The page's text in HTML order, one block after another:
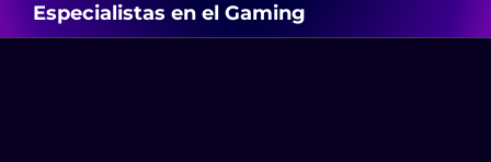
Especialistas en el Gaming